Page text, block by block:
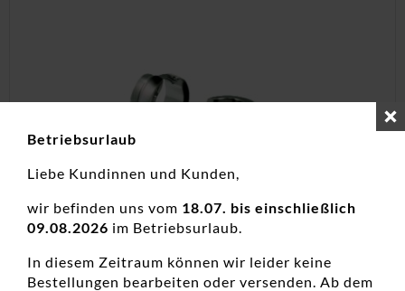
Creolen Titan
Betriebsurlaub
Liebe Kundinnen und Kunden,
wir befinden uns vom 18.07. bis einschließlich
09.08.2026 im Betriebsurlaub.
In diesem Zeitraum können wir leider keine
Bestellungen bearbeiten oder versenden. Ab dem